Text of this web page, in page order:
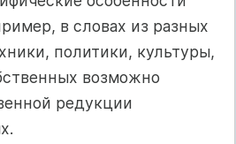
в словах из разных
политики, культуры,
возможно
редукции